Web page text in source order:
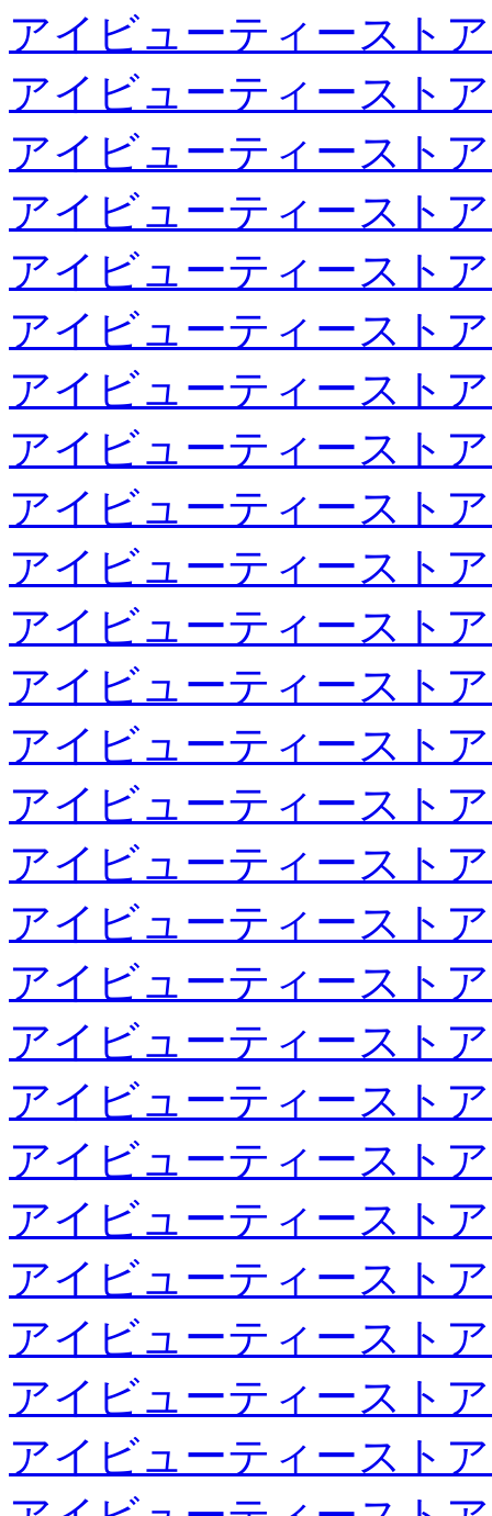
アイビューティースト
アイビューティースト
アイビューティースト
アイビューティースト
アイビューティースト
アイビューティースト
アイビューティースト
アイビューティースト
アイビューティースト
アイビューティースト
アイビューティースト
アイビューティースト
アイビューティースト
アイビューティースト
アイビューティースト
アイビューティースト
アイビューティースト
アイビューティースト
アイビューティースト
アイビューティースト
アイビューティースト
アイビューティースト
アイビューティースト
アイビューティースト
アイビューティースト